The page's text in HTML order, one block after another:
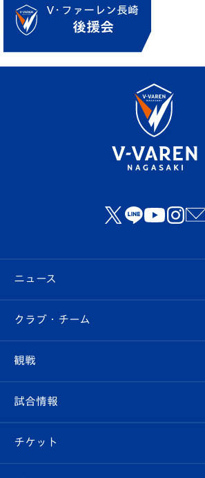
ニュース
すべて
クラブ
試合情報
クラブ・チーム
クラブ概要
エンブレム紹介
観戦
観戦ルール
はじめての観戦ガイド
試合情報
試合日程/結果
チケット